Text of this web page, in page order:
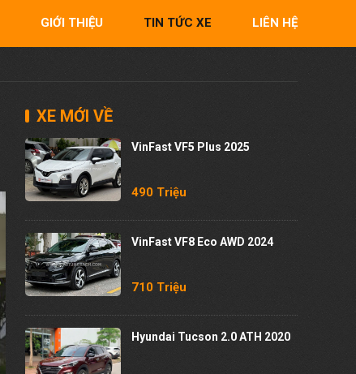
GIỚI THIỆU TIN TỨC XE LIÊN HỆ
XE MỚI VỀ
VinFast VF5 Plus 2025
490 Triệu
VinFast VF8 Eco AWD 2024
710 Triệu
Hyundai Tucson 2.0 ATH 2020